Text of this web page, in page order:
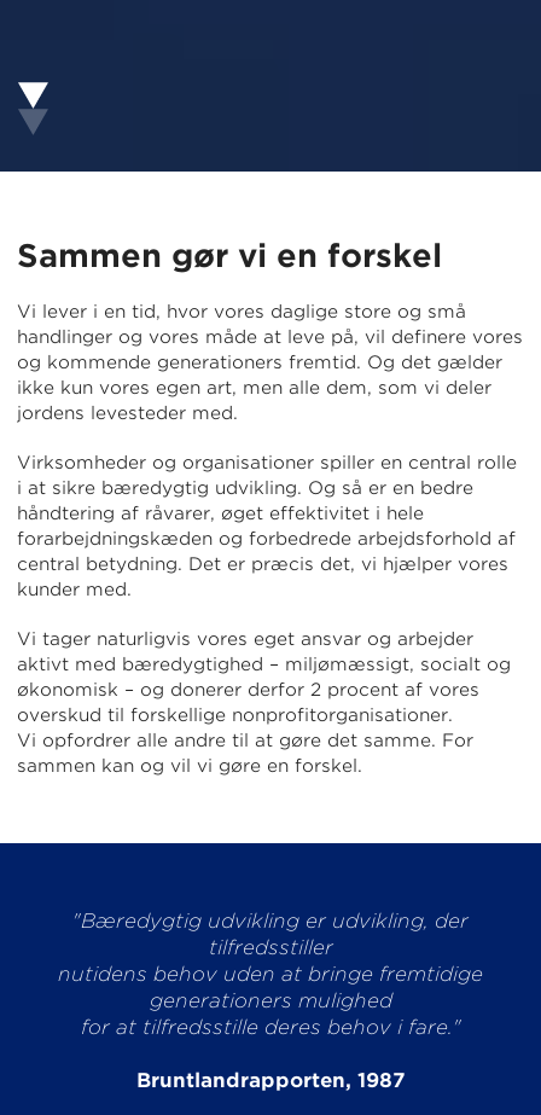
Sammen gør vi en forskel
Vi lever i en tid, hvor vores daglige store og små
handlinger og vores måde at leve på, vil definere vores
og kommende generationers fremtid. Og det gælder
ikke kun vores egen art, men alle dem, som vi deler
jordens levesteder med.
Virksomheder og organisationer spiller en central rolle
i at sikre bæredygtig udvikling. Og så er en bedre
håndtering af råvarer, øget effektivitet i hele
forarbejdningskæden og forbedrede arbejdsforhold af
central betydning. Det er præcis det, vi hjælper vores
kunder med.
Vi tager naturligvis vores eget ansvar og arbejder
aktivt med bæredygtighed – miljømæssigt, socialt og
økonomisk – og donerer derfor 2 procent af vores
overskud til forskellige nonprofitorganisationer.
Vi opfordrer alle andre til at gøre det samme. For
sammen kan og vil vi gøre en forskel.
"Bæredygtig udvikling er udvikling, der
tilfredsstiller
nutidens behov uden at bringe fremtidige
generationers mulighed
for at tilfredsstille deres behov i fare."
Bruntlandrapporten, 1987